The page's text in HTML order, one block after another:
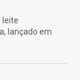
leite
lançado em